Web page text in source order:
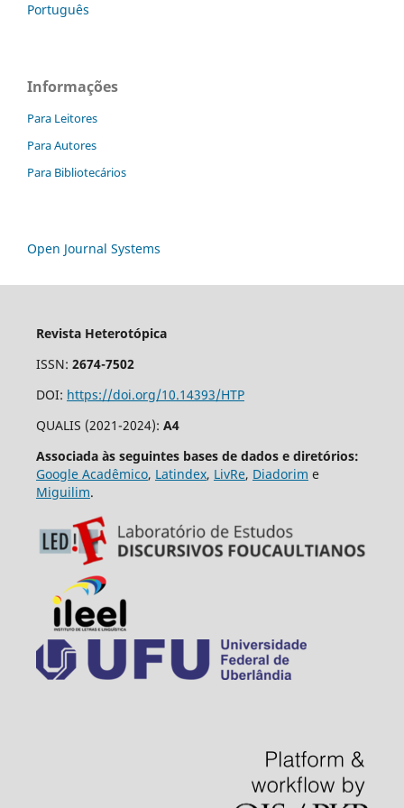
Português
Informações
Para Leitores
Para Autores
Para Bibliotecários
Open Journal Systems
Revista Heterotópica
ISSN: 2674-7502
DOI: https://doi.org/10.14393/HTP
QUALIS (2021-2024): A4
Associada às seguintes bases de dados e diretórios:
Google Acadêmico, Latindex, LivRe, Diadorim e
Miguilim.